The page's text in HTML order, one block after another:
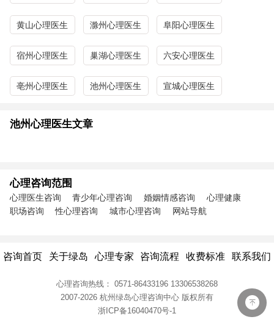
黄山心理医生 滁州心理医生 阜阳心理医生
宿州心理医生 巢湖心理医生 六安心理医生
亳州心理医生 池州心理医生 宣城心理医生
池州心理医生文章
心理咨询范围
心理医生咨询 青少年心理咨询 婚姻情感咨询
心理健康
职场咨询
性心理咨询 城市心理咨询 网站导航
咨询首页 关于绿岛 心理专家 咨询流程 收费标准 联系我们
心理咨询热线： 0571-86433196 13306538268
2007-2026 杭州绿岛心理咨询中心 版权所有
浙ICP备16040470号-1